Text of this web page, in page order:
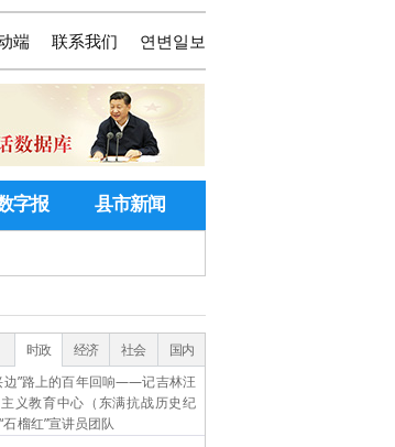
연변일보
联系我们
端
字报 县市新闻
时政 经济 社会
国内
边”路上的百年回响——记吉林汪
义教育中心（东满抗战历史纪
石榴红”宣讲员团队